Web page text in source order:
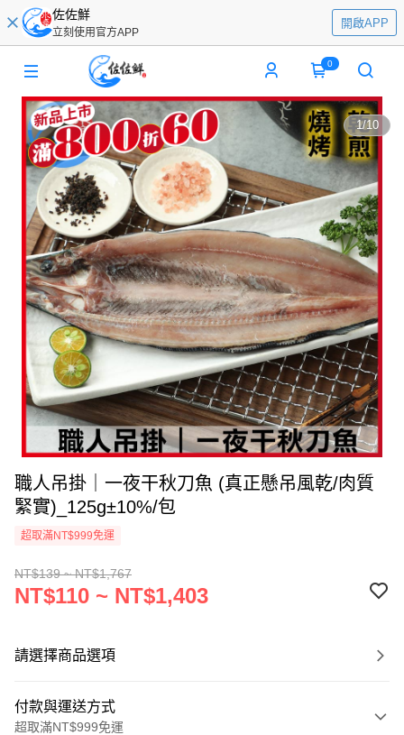
佐佐鮮
立刻使用官方APP
開啟APP
0
1/10
職人吊掛｜一夜干秋刀魚 (真正懸吊風乾/肉質
緊實)_125g±10%/包
超取滿NT$999免運
NT$139 ~ NT$1,767
NT$110 ~ NT$1,403
請選擇商品選項
付款與運送方式
超取滿NT$999免運